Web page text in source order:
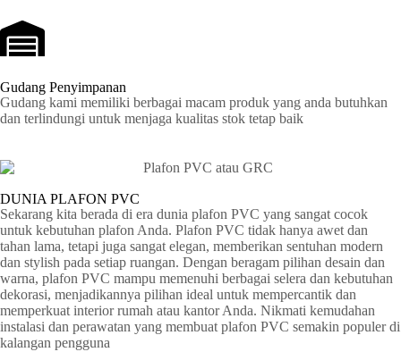
Gudang Penyimpanan
Gudang kami memiliki berbagai macam produk yang anda butuhkan
dan terlindungi untuk menjaga kualitas stok tetap baik
DUNIA PLAFON PVC
Sekarang kita berada di era dunia plafon PVC yang sangat cocok
untuk kebutuhan plafon Anda. Plafon PVC tidak hanya awet dan
tahan lama, tetapi juga sangat elegan, memberikan sentuhan modern
dan stylish pada setiap ruangan. Dengan beragam pilihan desain dan
warna, plafon PVC mampu memenuhi berbagai selera dan kebutuhan
dekorasi, menjadikannya pilihan ideal untuk mempercantik dan
memperkuat interior rumah atau kantor Anda. Nikmati kemudahan
instalasi dan perawatan yang membuat plafon PVC semakin populer di
kalangan pengguna